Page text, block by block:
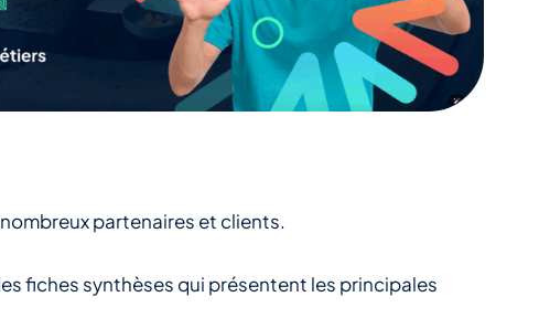
partenaires et clients.
fiches synthèses qui présentent les principales